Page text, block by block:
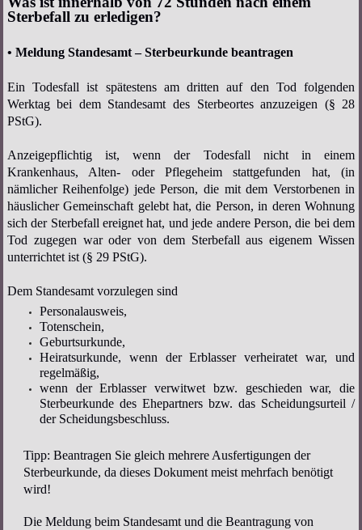
Sterbefall zu erledigen?
• Meldung Standesamt – Sterbeurkunde beantragen
Ein Todesfall ist spätestens am dritten auf den Tod folgenden
Werktag bei dem Standesamt des Sterbeortes anzuzeigen (§ 28
PStG).
Anzeigepflichtig ist, wenn der Todesfall nicht in einem
Krankenhaus, Alten- oder Pflegeheim stattgefunden hat, (in
nämlicher Reihenfolge) jede Person, die mit dem Verstorbenen in
häuslicher Gemeinschaft gelebt hat, die Person, in deren Wohnung
sich der Sterbefall ereignet hat, und jede andere Person, die bei dem
Tod zugegen war oder von dem Sterbefall aus eigenem Wissen
unterrichtet ist (§ 29 PStG).
Dem Standesamt vorzulegen sind
Personalausweis,
Totenschein,
Geburtsurkunde,
Heiratsurkunde, wenn der Erblasser verheiratet war, und
regelmäßig,
wenn der Erblasser verwitwet bzw. geschieden war, die
Sterbeurkunde des Ehepartners bzw. das Scheidungsurteil /
der Scheidungsbeschluss.
Tipp: Beantragen Sie gleich mehrere Ausfertigungen der
Sterbeurkunde, da dieses Dokument meist mehrfach benötigt
wird!
Die Meldung beim Standesamt und die Beantragung von